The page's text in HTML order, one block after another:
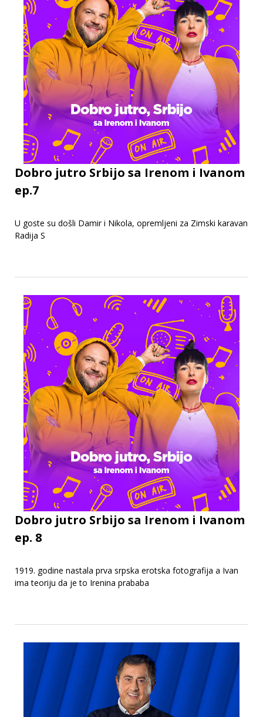
Dobro jutro Srbijo sa Irenom i Ivanom
ep.7
U goste su došli Damir i Nikola, opremljeni za Zimski karavan
Radija S
Dobro jutro Srbijo sa Irenom i Ivanom
ep. 8
1919. godine nastala prva srpska erotska fotografija a Ivan
ima teoriju da je to Irenina prababa